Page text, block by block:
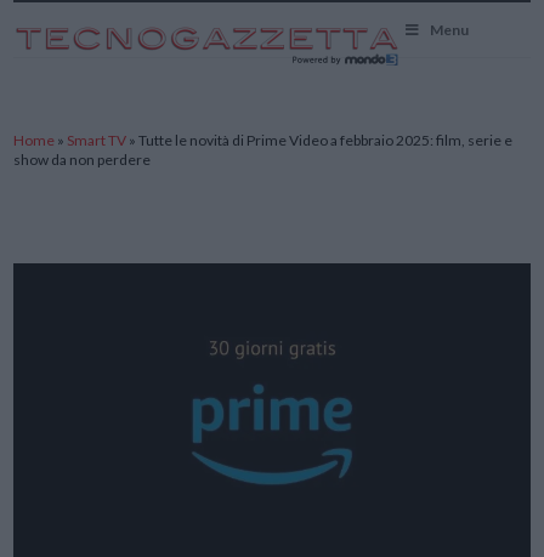
Menu
Home » Smart TV »Tutte le novità di Prime Video a febbraio 2025: film, serie e
show da non perdere